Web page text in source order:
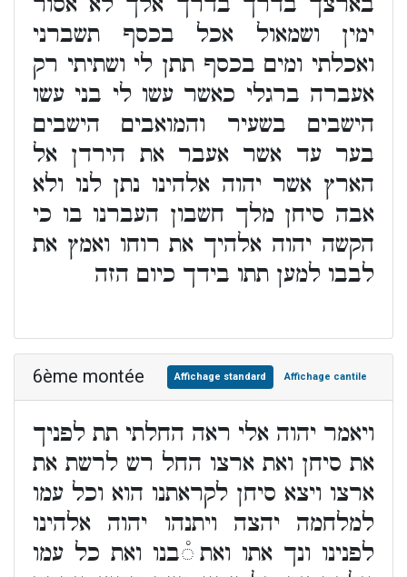
ימין ושמאול אכל בכסף תשברני
ואכלתי ומים בכסף תתן לי ושתיתי רק
אעברה ברגלי כאשר עשו לי בני עשו
הישבים בשעיר והמואבים הישבים
בער עד אשר אעבר את הירדן אל
הארץ אשר יהוה אלהינו נתן לנו ולא
אבה סיחן מלך חשבון העברנו בו כי
הקשה יהוה אלהיך את רוחו ואמץ את
לבבו למען תתו בידך כיום הזה
6ème montée Affichage standard Affichage cantile
ויאמר יהוה אלי ראה החלתי תת לפניך
את סיחן ואת ארצו החל רש לרשת את
ארצו ויצא סיחן לקראתנו הוא וכל עמו
למלחמה יהצה ויתנהו יהוה אלהינו
לפנינו ונך אתו ואת ֯בנו ואת כל עמו